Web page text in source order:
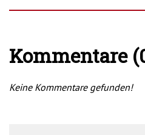
Kommentare
Keine Kommentare gefunden!